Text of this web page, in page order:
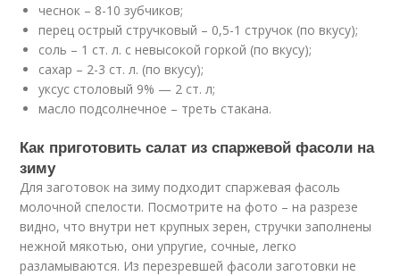
чеснок – 8-10 зубчиков;
перец острый стручковый – 0,5-1 стручок (по вкусу);
соль – 1 ст. л. с невысокой горкой (по вкусу);
сахар – 2-3 ст. л. (по вкусу);
уксус столовый 9% — 2 ст. л;
масло подсолнечное – треть стакана.
Как приготовить салат из спаржевой фасоли на
зиму
Для заготовок на зиму подходит спаржевая фасоль
молочной спелости. Посмотрите на фото – на разрезе
видно, что внутри нет крупных зерен, стручки заполнены
нежной мякотью, они упругие, сочные, легко
разламываются. Из перезревшей фасоли заготовки не